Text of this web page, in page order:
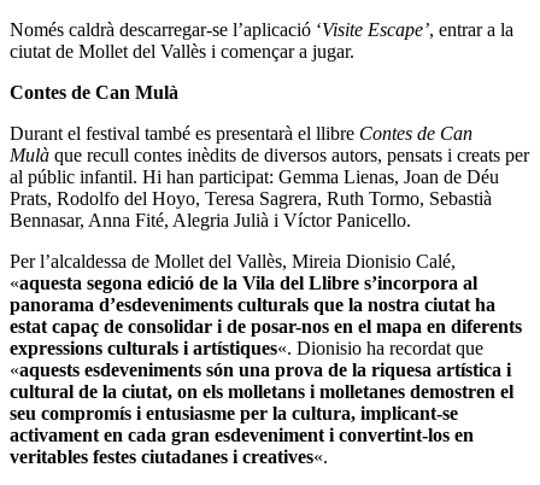
Només caldrà descarregar-se l’aplicació ‘Visite Escape’, entrar a la
ciutat de Mollet del Vallès i començar a jugar.
Contes de Can Mulà
Durant el festival també es presentarà el llibre Contes de Can
Mulà que recull contes inèdits de diversos autors, pensats i creats per
al públic infantil. Hi han participat: Gemma Lienas, Joan de Déu
Prats, Rodolfo del Hoyo, Teresa Sagrera, Ruth Tormo, Sebastià
Bennasar, Anna Fité, Alegria Julià i Víctor Panicello.
Per l’alcaldessa de Mollet del Vallès, Mireia Dionisio Calé,
«aquesta segona edició de la Vila del Llibre s’incorpora al
panorama d’esdeveniments culturals que la nostra ciutat ha
estat capaç de consolidar i de posar-nos en el mapa en diferents
expressions culturals i artístiques«. Dionisio ha recordat que
«aquests esdeveniments són una prova de la riquesa artística i
cultural de la ciutat, on els molletans i molletanes demostren el
seu compromís i entusiasme per la cultura, implicant-se
activament en cada gran esdeveniment i convertint-los en
veritables festes ciutadanes i creatives«.